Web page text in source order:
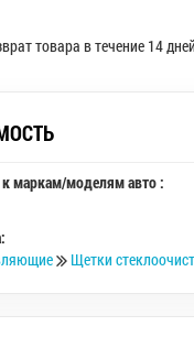
товара в течение 14
маркам/моделям авто :
Щетки